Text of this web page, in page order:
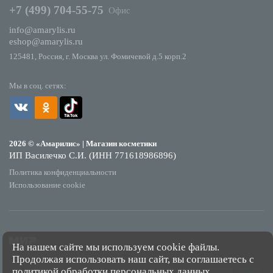
Мы в соц. сетях:
2026 © «Амарилис» | Магазин косметики
ИП Василечко С.И. (ИНН 771618986896)
Политика конфиденциальности
Использование cookie
+7 (499) 704-55-75
Офис
info@amarylis.ru
eshop@amarylis.ru
125481, Россия, г. Москва ул. Фомичевой д.5 корп.2
*Обращаем Ваше внимание на то, что данный интернет-сайт носит исключительно
информационный характер и ни при каких условиях не является публичной офертой,
На нашем сайте мы используем cookie файлы.
Продолжая использовать наш сайт, вы соглашаетесь с